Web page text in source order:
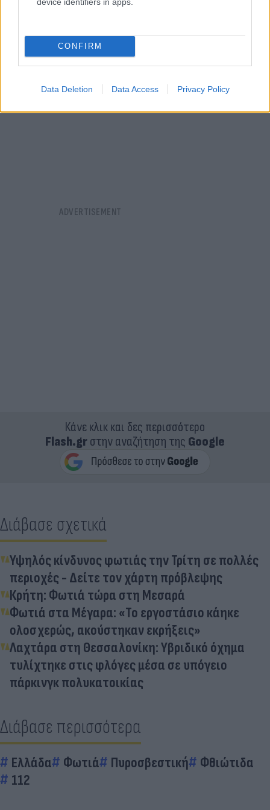
CONFIRM
Data Deletion Data Access Privacy Policy
Κάνε κλικ και δες περισσότερο
Flash.grστην αναζήτηση της Google
Διάβασε σχετικά
Υψηλός κίνδυνος φωτιάς την Τρίτη σε πολλές
περιοχές - Δείτε τον χάρτη πρόβλεψης
Κρήτη: Φωτιά τώρα στη Μεσαρά
Φωτιά στα Μέγαρα: «Το εργοστάσιο κάηκε
ολοσχερώς, ακούστηκαν εκρήξεις»
Λαχτάρα στη Θεσσαλονίκη: Υβριδικό όχημα
τυλίχτηκε στις φλόγες μέσα σε υπόγειο
πάρκινγκ πολυκατοικίας
Διάβασε περισσότερα
Ελλάδα Φωτιά Πυροσβεστική
Φθιώτιδα
112